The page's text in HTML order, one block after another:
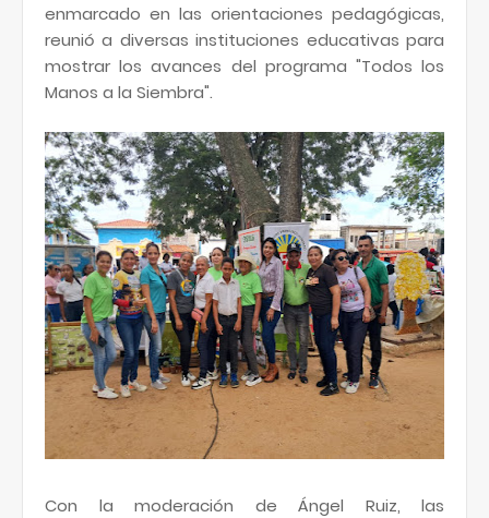
enmarcado en las orientaciones pedagógicas,
reunió a diversas instituciones educativas para
mostrar los avances del programa "Todos los
Manos a la Siembra".
Con la moderación de Ángel Ruiz, las